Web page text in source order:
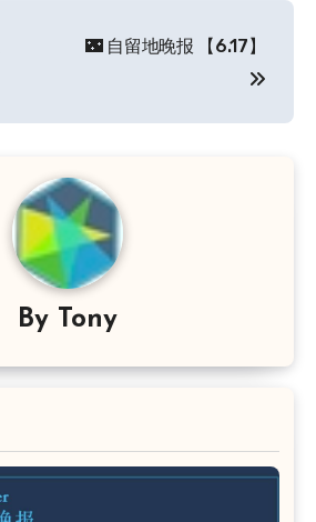
🌃 自留地晚报 【6.17】
By Tony